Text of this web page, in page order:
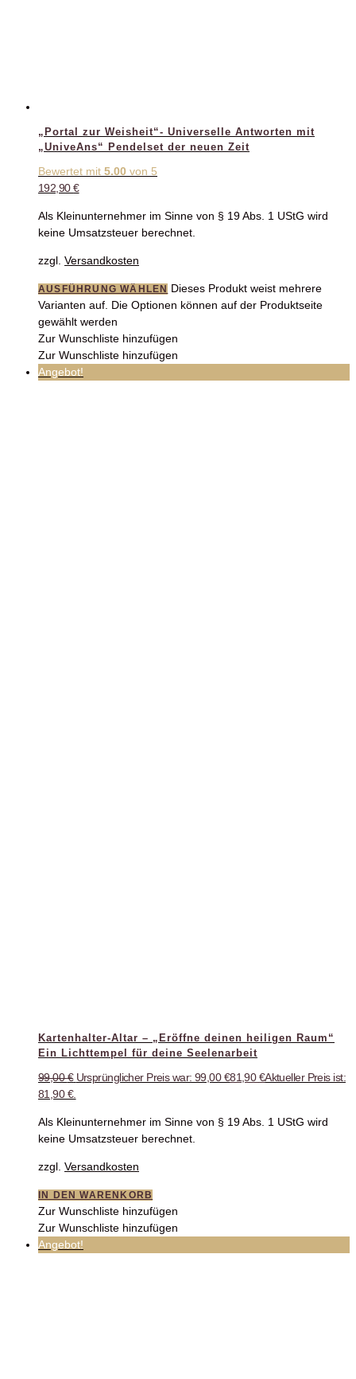
„Portal zur Weisheit“- Universelle Antworten mit
„UniveAns“ Pendelset der neuen Zeit
Bewertet mit 5.00 von 5
192,90€
Als Kleinunternehmer im Sinne von § 19 Abs. 1 UStG wird
keine Umsatzsteuer berechnet.
zzgl. Versandkosten
AUSFÜHRUNG WÄHLEN Dieses Produkt weist mehrere
Varianten auf. Die Optionen können auf der Produktseite
gewählt werden
Zur Wunschliste hinzufügen
Zur Wunschliste hinzufügen
Angebot!
Kartenhalter-Altar – „Eröffne deinen heiligen Raum“
Ein Lichttempel für deine Seelenarbeit
99,00€ Ursprünglicher Preis war: 99,00 €81,90€Aktueller Preis ist:
81,90 €.
Als Kleinunternehmer im Sinne von § 19 Abs. 1 UStG wird
keine Umsatzsteuer berechnet.
zzgl. Versandkosten
IN DEN WARENKORB
Zur Wunschliste hinzufügen
Zur Wunschliste hinzufügen
Angebot!